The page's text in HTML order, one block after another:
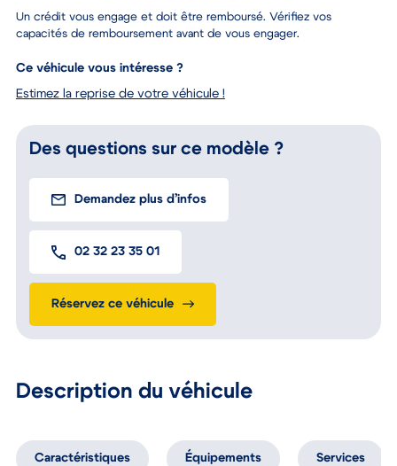
Description du véhicule
Caractéristiques Équipements Services
Un crédit vous engage et doit être remboursé. Vérifiez vos
capacités de remboursement avant de vous engager.
Ce véhicule vous intéresse ?
Estimez la reprise de votre véhicule !
Des questions sur ce modèle ?
Demandez plus d’infos
02 32 23 35 01
Réservez ce véhicule